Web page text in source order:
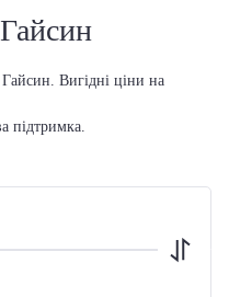
Вигідні ціни на
підтримка.